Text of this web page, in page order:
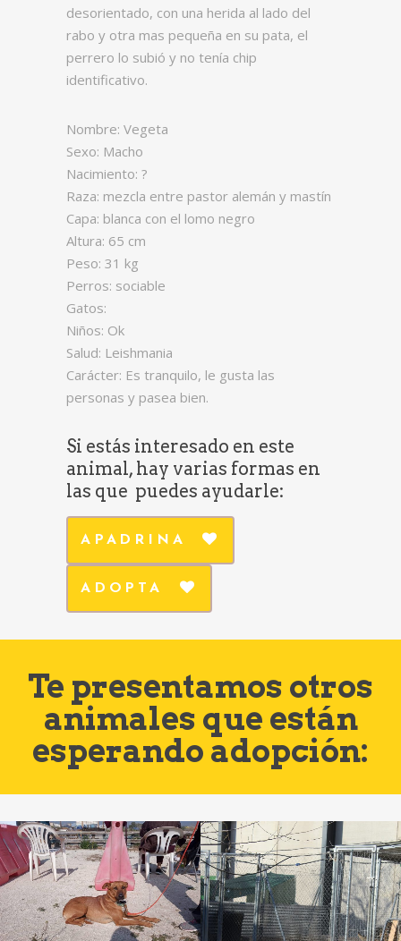
desorientado, con una herida al lado del
rabo y otra mas pequeña en su pata, el
perrero lo subió y no tenía chip
identificativo.
Nombre: Vegeta
Sexo: Macho
Nacimiento: ?
Raza: mezcla entre pastor alemán y mastín
Capa: blanca con el lomo negro
Altura: 65 cm
Peso: 31 kg
Perros: sociable
Gatos:
Niños: Ok
Salud: Leishmania
Carácter: Es tranquilo, le gusta las
personas y pasea bien.
Si estás interesado en este
animal, hay varias formas en
las que puedes ayudarle:
APADRINA
ADOPTA
Te presentamos otros
animales que están
esperando adopción: